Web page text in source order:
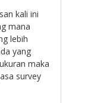
kali ini
mana
lebih
yang
maka
survey